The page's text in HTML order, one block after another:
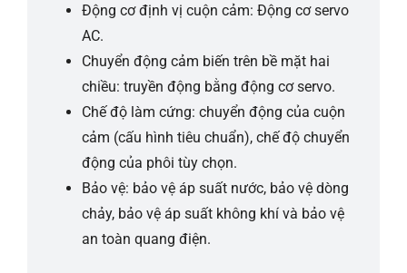
Động cơ định vị cuộn cảm: Động cơ servo
AC.
Chuyển động cảm biến trên bề mặt hai
chiều: truyền động bằng động cơ servo.
Chế độ làm cứng: chuyển động của cuộn
cảm (cấu hình tiêu chuẩn), chế độ chuyển
động của phôi tùy chọn.
Bảo vệ: bảo vệ áp suất nước, bảo vệ dòng
chảy, bảo vệ áp suất không khí và bảo vệ
an toàn quang điện.